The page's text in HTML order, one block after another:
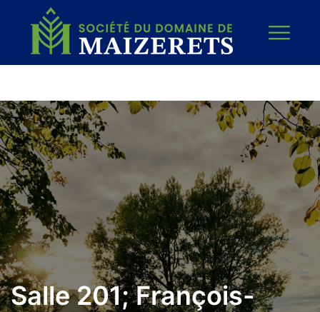
Salle 201; François-